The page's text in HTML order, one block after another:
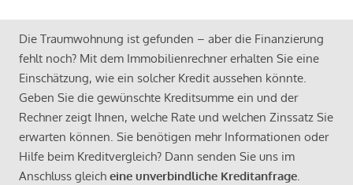
Die Traumwohnung ist gefunden – aber die Finanzierung
fehlt noch? Mit dem Immobilienrechner erhalten Sie eine
Einschätzung, wie ein solcher Kredit aussehen könnte.
Geben Sie die gewünschte Kreditsumme ein und der
Rechner zeigt Ihnen, welche Rate und welchen Zinssatz Sie
erwarten können. Sie benötigen mehr Informationen oder
Hilfe beim Kreditvergleich? Dann senden Sie uns im
Anschluss gleich eine unverbindliche Kreditanfrage.